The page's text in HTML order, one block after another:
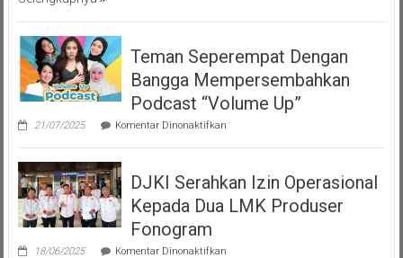
Teman Seperempat Dengan
Bangga Mempersembahkan
Podcast “Volume Up”
21/07/2025 Komentar Dinonaktifkanpada
Seperempat
Bangga
Mempersembahkan
Podcast
DJKI Serahkan Izin Operasional
Kepada Dua LMK Produser
Fonogram
18/06/2025 Komentar Dinonaktifkanpada